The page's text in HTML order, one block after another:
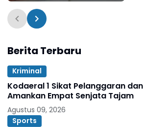
Sabu di Labuhan Deli
Berita Terbaru
Kriminal
Kodaeral 1 Sikat Pelanggaran dan
Amankan Empat Senjata Tajam
Agustus 09, 2026
Sports